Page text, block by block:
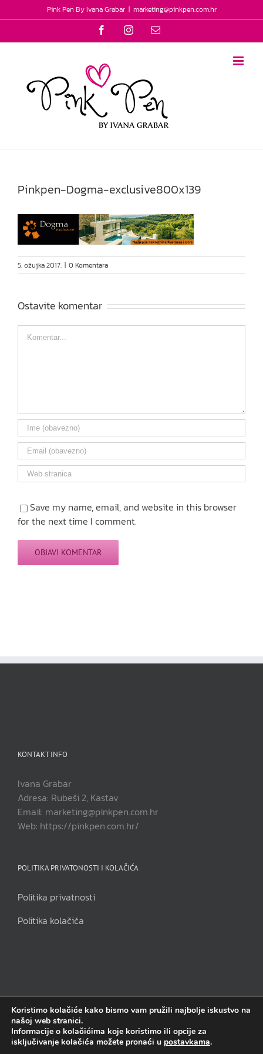
to
Pink Pen By Ivana Grabar | marketing@pinkpen.com.hr
FacebookInstagramEmail
Pinkpen-Dogma-exclusive800x139
5. ožujka 2017. | 0 Komentara
Ostavite komentar
Comment
Save my name, email, and website in this browser
for the next time I comment.
KONTAKT INFO
Ivana Grabar
Adresa: Rubeši 2, Kastav
Email: marketing@pinkpen.com.hr
Web: https://pinkpen.com.hr/
POLITIKA PRIVATONOSTI I KOLAČIĆA
Politika privatnosti
Politika kolačića
Pink Pen j.d.o.o | Sva prava pridržana | Copyright 2014. - 2023.
Koristimo kolačiće kako bismo vam pružili najbolje iskustvo na
našoj web stranici.
Informacije o kolačićima koje koristimo ili opcije za
isključivanje kolačića možete pronaći u postavkama.